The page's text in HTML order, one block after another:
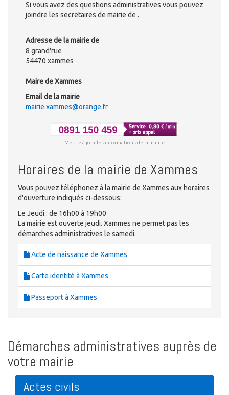
Si vous avez des questions administratives vous pouvez
joindre les secretaires de mairie de .
Adresse de la mairie de
8 grand'rue
54470 xammes
Maire de Xammes
Email de la mairie
mairie.xammes@orange.fr
Mettre à jour les informations de la mairie
Horaires de la mairie de Xammes
Vous pouvez téléphonez à la mairie de Xammes aux horaires
d'ouverture indiqués ci-dessous:
Le Jeudi : de 16h00 à 19h00
La mairie est ouverte jeudi. Xammes ne permet pas les
démarches administratives le samedi.
Acte de naissance de Xammes
Carte identité à Xammes
Passeport à Xammes
Démarches administratives auprès de
votre mairie
Actes civils